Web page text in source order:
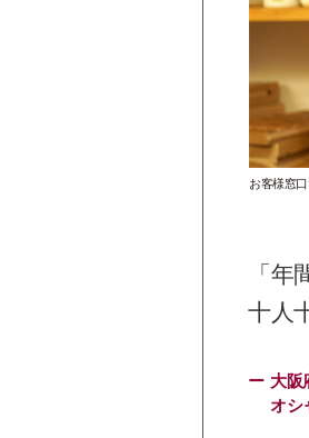
お客様窓
「
十人
大阪
オシ